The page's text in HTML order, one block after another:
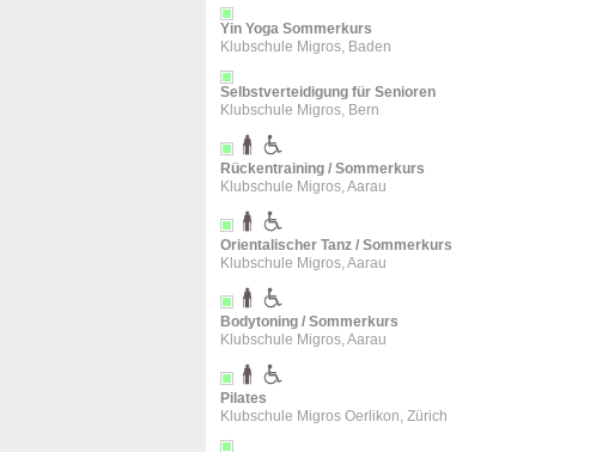
Yin Yoga Sommerkurs
Klubschule Migros, Baden
Selbstverteidigung für Senioren
Klubschule Migros, Bern
Rückentraining / Sommerkurs
Klubschule Migros, Aarau
Orientalischer Tanz / Sommerkurs
Klubschule Migros, Aarau
Bodytoning / Sommerkurs
Klubschule Migros, Aarau
Pilates
Klubschule Migros Oerlikon, Zürich